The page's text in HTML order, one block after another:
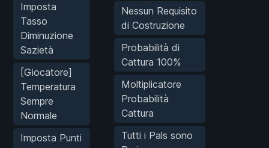
Imposta
Tasso
Diminuzione
Sazietà
[Giocatore]
Temperatura
Sempre
Normale
Imposta Punti
Nessun Requisito
di Costruzione
Probabilità di
Cattura 100%
Moltiplicatore
Probabilità
Cattura
Tutti i Pals sono